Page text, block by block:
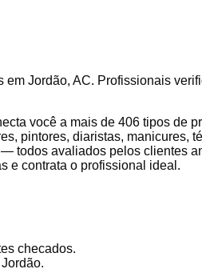
Jordão, AC. Profissionais
você a mais de 406 tipos de
pintores, diaristas, manicures,
todos avaliados pelos clientes
e contrata o profissional ideal.
checados.